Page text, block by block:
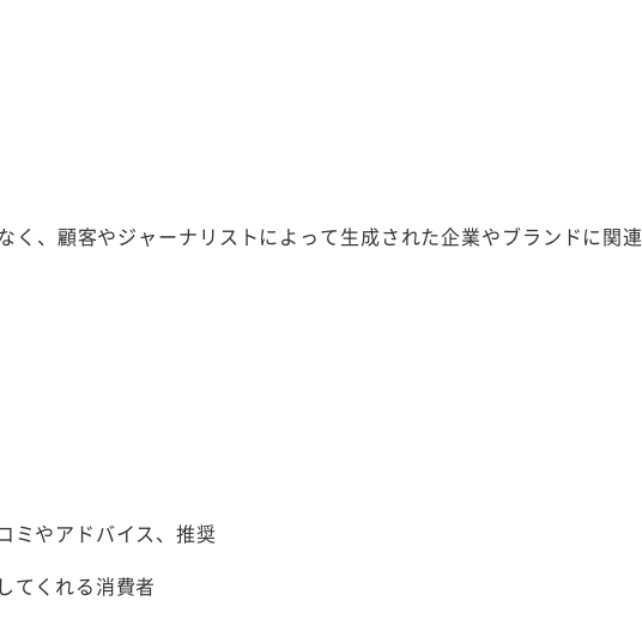
く、顧客やジャーナリストによって生成された企業やブランドに関連
ミやアドバイス、推奨
てくれる消費者